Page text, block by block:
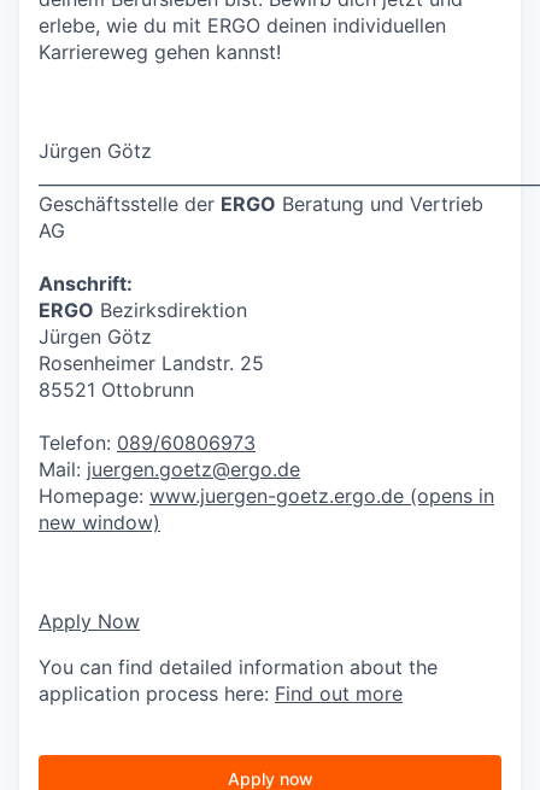
erlebe, wie du mit ERGO deinen individuellen
Karriereweg gehen kannst!
Jürgen Götz
Geschäftsstelle der ERGO Beratung und Vertrieb
AG
Anschrift:
ERGO Bezirksdirektion
Jürgen Götz
Rosenheimer Landstr. 25
85521 Ottobrunn
Telefon: 089/60806973
Mail: juergen.goetz@ergo.de
Homepage: www.juergen-goetz.ergo.de (opens in
new window)
Apply Now
You can find detailed information about the
application process here: Find out more
Apply now